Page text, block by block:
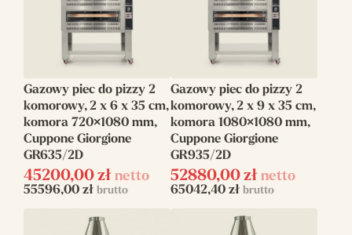
Gazowy piec do pizzy 2
komorowy, 2 x 6 x 35 cm,
komora 720×1080 mm,
Cuppone Giorgione
GR635/2D
45200,00 zł netto
55596,00 zł brutto
Gazowy piec do pizzy 2
komorowy, 2 x 9 x 35 cm,
komora 1080×1080 mm,
Cuppone Giorgione
GR935/2D
52880,00 zł netto
65042,40 zł brutto